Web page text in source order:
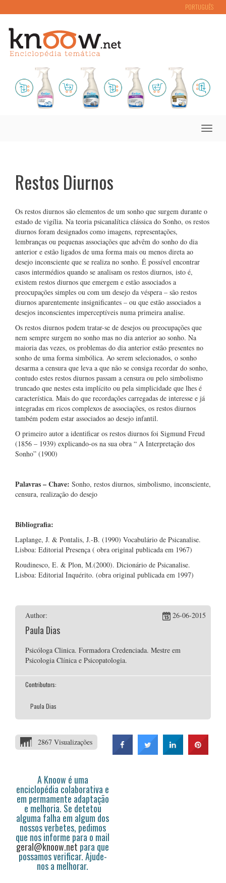
PORTUGUÊS
Toggle
Restos Diurnos
Os restos diurnos são elementos de um sonho que surgem durante o
estado de vigília. Na teoria psicanalítica clássica do Sonho, os restos
diurnos foram designados como imagens, representações,
lembranças ou pequenas associações que advêm do sonho do dia
anterior e estão ligados de uma forma mais ou menos direta ao
desejo inconsciente que se realiza no sonho. É possível encontrar
casos intermédios quando se analisam os restos diurnos, isto é,
existem restos diurnos que emergem e estão associados a
preocupações simples ou com um desejo da véspera – são restos
diurnos aparentemente insignificantes – ou que estão associados a
desejos inconscientes imperceptíveis numa primeira analise.
Os restos diurnos podem tratar-se de desejos ou preocupações que
nem sempre surgem no sonho mas no dia anterior ao sonho. Na
maioria das vezes, os problemas do dia anterior estão presentes no
sonho de uma forma simbólica. Ao serem selecionados, o sonho
desarma a censura que leva a que não se consiga recordar do sonho,
contudo estes restos diurnos passam a censura ou pelo simbolismo
truncado que nestes esta implícito ou pela simplicidade que lhes é
característica. Mais do que recordações carregadas de interesse e já
integradas em ricos complexos de associações, os restos diurnos
também podem estar associados ao desejo infantil.
O primeiro autor a identificar os restos diurnos foi Sigmund Freud
(1856 – 1939) explicando-os na sua obra “ A Interpretação dos
Sonho” (1900)
Palavras – Chave: Sonho, restos diurnos, simbolismo, inconsciente,
censura, realização do desejo
Bibliografia:
Laplange, J. & Pontalis, J.-B. (1990) Vocabulário de Psicanalise.
Lisboa: Editorial Presença ( obra original publicada em 1967)
Roudinesco, E. & Plon, M.(2000). Dicionário de Psicanalise.
Lisboa: Editorial Inquérito. (obra original publicada em 1997)
Author:
Paula Dias
26-06-2015
Psicóloga Clinica. Formadora Credenciada. Mestre em
Psicologia Clínica e Psicopatologia.
Contributors:
Paula Dias
2867 Visualizações
A Knoow é uma
enciclopédia colaborativa e
em permamente adaptação
e melhoria. Se detetou
alguma falha em algum dos
nossos verbetes, pedimos
que nos informe para o mail
geral@knoow.net para que
possamos verificar. Ajude-
nos a melhorar.